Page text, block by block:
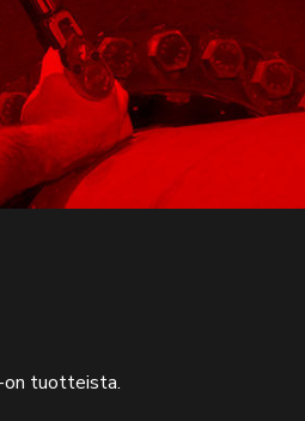
on tuotteista.